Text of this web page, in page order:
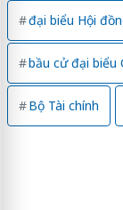
đại biểu Hội
bầu cử đại biểu
Bộ Tài chính